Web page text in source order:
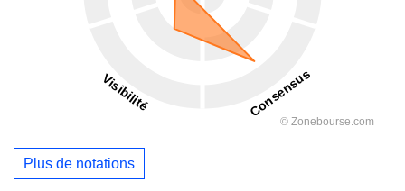
Plus de notations